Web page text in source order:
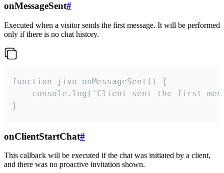
onMessageSent#
Executed when a visitor sends the first message. It will be performed
only if there is no chat history.
function jivo_onMessageSent() {
console.log('Client sent the first
}
onClientStartChat#
This callback will be executed if the chat was initiated by a client,
and there was no proactive invitation shown.